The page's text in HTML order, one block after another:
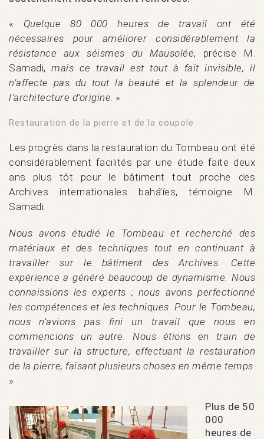
« Quelque 80 000 heures de travail ont été
nécessaires pour améliorer considérablement la
résistance aux séismes du Mausolée, précise M.
Samadi,mais ce travail est tout à fait invisible, il
n’affecte pas du tout la beauté et la splendeur de
l’architecture d’origine. »
Restauration de la pierre et de la coupole
Les progrès dans la restauration du Tombeau ont été
considérablement facilités par une étude faite deux
ans plus tôt pour le bâtiment tout proche des
Archives internationales bahá’íes, témoigne M.
Samadi.
Nous avons étudié le Tombeau et recherché des
matériaux et des techniques tout en continuant à
travailler sur le bâtiment des Archives. Cette
expérience a généré beaucoup de dynamisme. Nous
connaissions les experts ; nous avons perfectionné
les compétences et les techniques. Pour le Tombeau,
nous n’avions pas fini un travail que nous en
commencions un autre. Nous étions en train de
travailler sur la structure, effectuant la restauration
de la pierre, faisant plusieurs choses en même temps.
»
Plus de 50
000
heures de